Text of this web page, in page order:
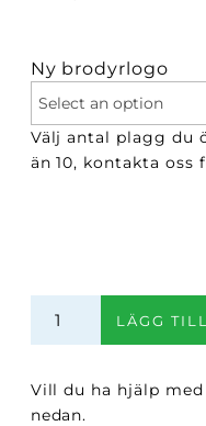
Ny brodyrlogo
Välj antal plagg du
än 10, kontakta oss
Chinos
LÄGG
Vill du ha hjälp
nedan.